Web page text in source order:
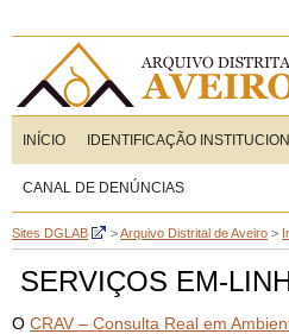
INÍCIO IDENTIFICAÇÃO
CANAL DE DENÚNCIAS
Sites DGLAB >Arquivo Distrital de Aveiro >
SERVIÇOS EM-
O CRAV – Consulta Real em